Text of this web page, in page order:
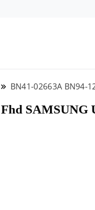
BN41-02663A BN94-
SAMSUNG